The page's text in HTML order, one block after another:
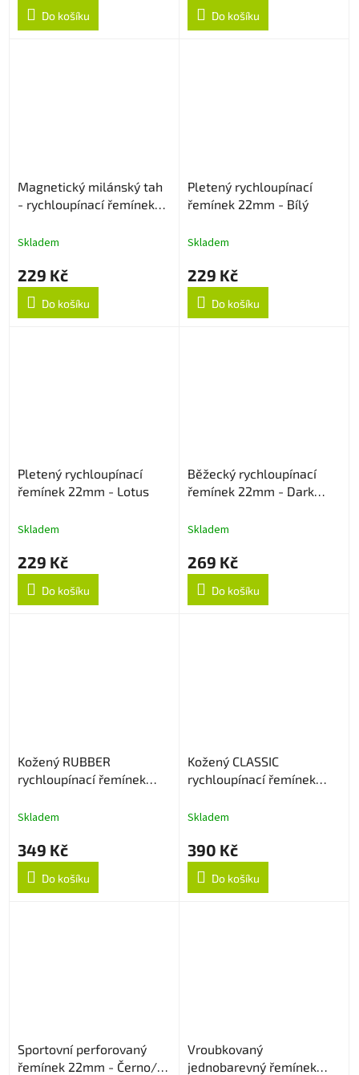
Do košíku Do košíku
Magnetický milánský tah
- rychloupínací řemínek
Skladem
229 Kč
Do košíku
Pletený rychloupínací
řemínek 22mm - Bílý
Skladem
229 Kč
Do košíku
Pletený rychloupínací
řemínek 22mm - Lotus
Skladem
229 Kč
Do košíku
Běžecký rychloupínací
řemínek 22mm - Dark
Skladem
269 Kč
Do košíku
Kožený RUBBER
rychloupínací řemínek
Skladem
349 Kč
Do košíku
Kožený CLASSIC
rychloupínací řemínek
Skladem
390 Kč
Do košíku
Sportovní perforovaný
řemínek 22mm - Černo/
Vroubkovaný
jednobarevný řemínek